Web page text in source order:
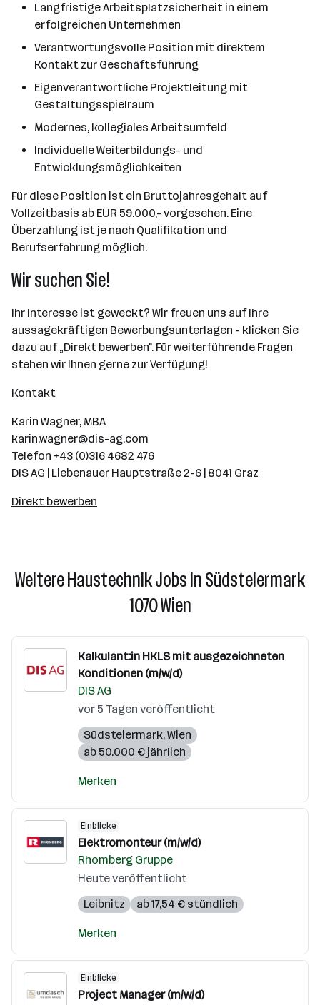
Langfristige Arbeitsplatzsicherheit in einem
erfolgreichen Unternehmen
Verantwortungsvolle Position mit direktem
Kontakt zur Geschäftsführung
Eigenverantwortliche Projektleitung mit
Gestaltungsspielraum
Modernes, kollegiales Arbeitsumfeld
Individuelle Weiterbildungs- und
Entwicklungsmöglichkeiten
Für diese Position ist ein Bruttojahresgehalt auf
Vollzeitbasis ab EUR 59.000,- vorgesehen. Eine
Überzahlung ist je nach Qualifikation und
Berufserfahrung möglich.
Wir suchen Sie!
Ihr Interesse ist geweckt? Wir freuen uns auf Ihre
aussagekräftigen Bewerbungsunterlagen - klicken Sie
dazu auf „Direkt bewerben". Für weiterführende Fragen
stehen wir Ihnen gerne zur Verfügung!
Kontakt
Karin Wagner, MBA
karin.wagner@dis-ag.com
Telefon +43 (0)316 4682 476
DIS AG | Liebenauer Hauptstraße 2-6 | 8041 Graz
Direkt bewerben
Weitere Haustechnik Jobs in Südsteiermark
1070 Wien
Kalkulant:in HKLS mit ausgezeichneten
Konditionen (m/w/d)
DIS AG
vor 5 Tagen veröffentlicht
Südsteiermark,Wien
ab 50.000 € jährlich
Merken
Einblicke
Elektromonteur (m/w/d)
Rhomberg Gruppe
Heute veröffentlicht
Leibnitz
ab 17,54 € stündlich
Merken
Einblicke
Project Manager (m/w/d)